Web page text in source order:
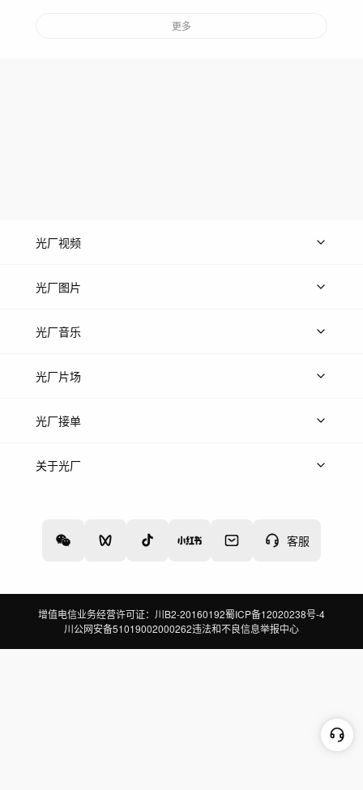
更多
客服
光厂视频
上传视频
光厂图片
上传图片
光厂音乐
热门音乐
光厂片场
上传案例
光厂接单
上架服务
关于光厂
增值电信业务经营许可证：川B2-20160192蜀ICP备12020238号-4
川公网安备51019002000262违法和不良信息举报中心